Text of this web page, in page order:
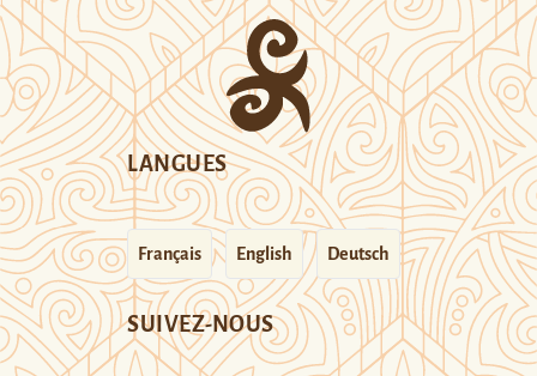
LANGUES
Français English Deutsch
SUIVEZ-NOUS